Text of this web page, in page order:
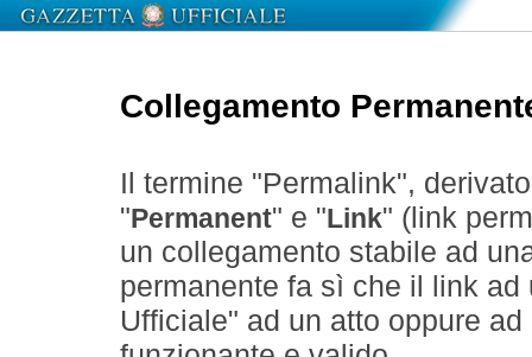
Collegamento
Il termine "Permalink",
" Permanent" e " Link" (link
un collegamento stabile ad
permanente fa sì che il link
Ufficiale" ad un atto oppure